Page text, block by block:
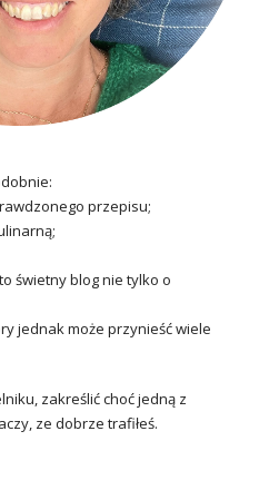
przepisu;
świetny blog nie tylko o
jednak może przynieść wiele
zakreślić choć jedną z
ze dobrze trafiłeś.